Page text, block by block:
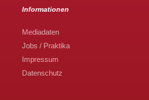
Informationen
Mediadaten
Jobs / Praktika
Impressum
Datenschutz